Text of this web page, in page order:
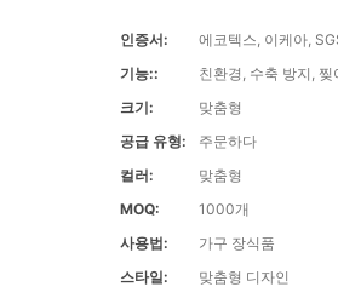
인증서:
에코텍스, 이케아,
기능::
친환경, 수축 방지, 찢
크기:
맞춤형
공급 유형:
주문하다
컬러:
맞춤형
MOQ:
1000개
사용법:
가구 장식품
스타일:
맞춤형 디자인